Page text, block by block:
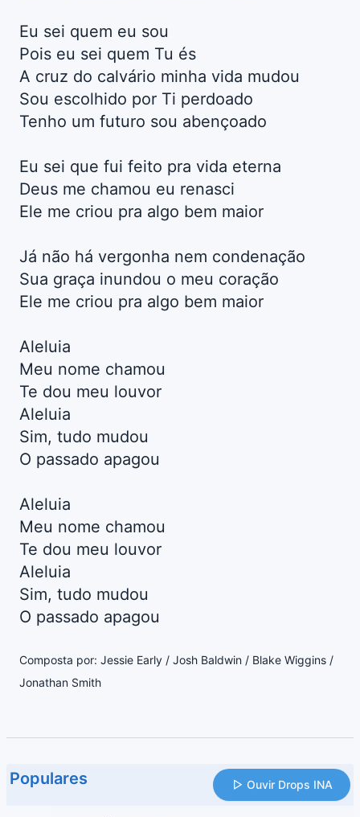
Eu sei quem eu sou
Pois eu sei quem Tu és
A cruz do calvário minha vida mudou
Sou escolhido por Ti perdoado
Tenho um futuro sou abençoado
Eu sei que fui feito pra vida eterna
Deus me chamou eu renasci
Ele me criou pra algo bem maior
Já não há vergonha nem condenação
Sua graça inundou o meu coração
Ele me criou pra algo bem maior
Aleluia
Meu nome chamou
Te dou meu louvor
Aleluia
Sim, tudo mudou
O passado apagou
Aleluia
Meu nome chamou
Te dou meu louvor
Aleluia
Sim, tudo mudou
O passado apagou
Composta por: Jessie Early / Josh Baldwin / Blake Wiggins /
Jonathan Smith
Populares Ouvir Drops INA